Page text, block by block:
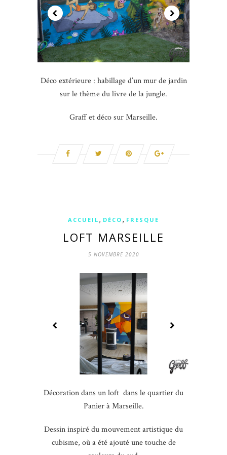
Déco extérieure : habillage d’un mur de jardin
sur le thème du livre de la jungle.
Graff et déco sur Marseille.
ACCUEIL , DÉCO , FRESQUE
LOFT MARSEILLE
5 NOVEMBRE 2020
Décoration dans un loft dans le quartier du
Panier à Marseille.
Dessin inspiré du mouvement artistique du
cubisme, où a été ajouté une touche de